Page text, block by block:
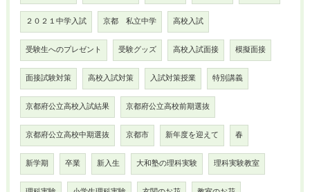
２０２１中学入試 京都 私立中学 高校入試
受験生へのプレゼント 受験グッズ 高校入試面接 模擬面接
面接試験対策 高校入試対策 入試対策授業 特別講義
京都府公立高校入試結果 京都府公立高校前期選抜
京都府公立高校中期選抜 京都市 新年度を迎えて 春
新学期 卒業 新入生 大和塾の理科実験 理科実験教室